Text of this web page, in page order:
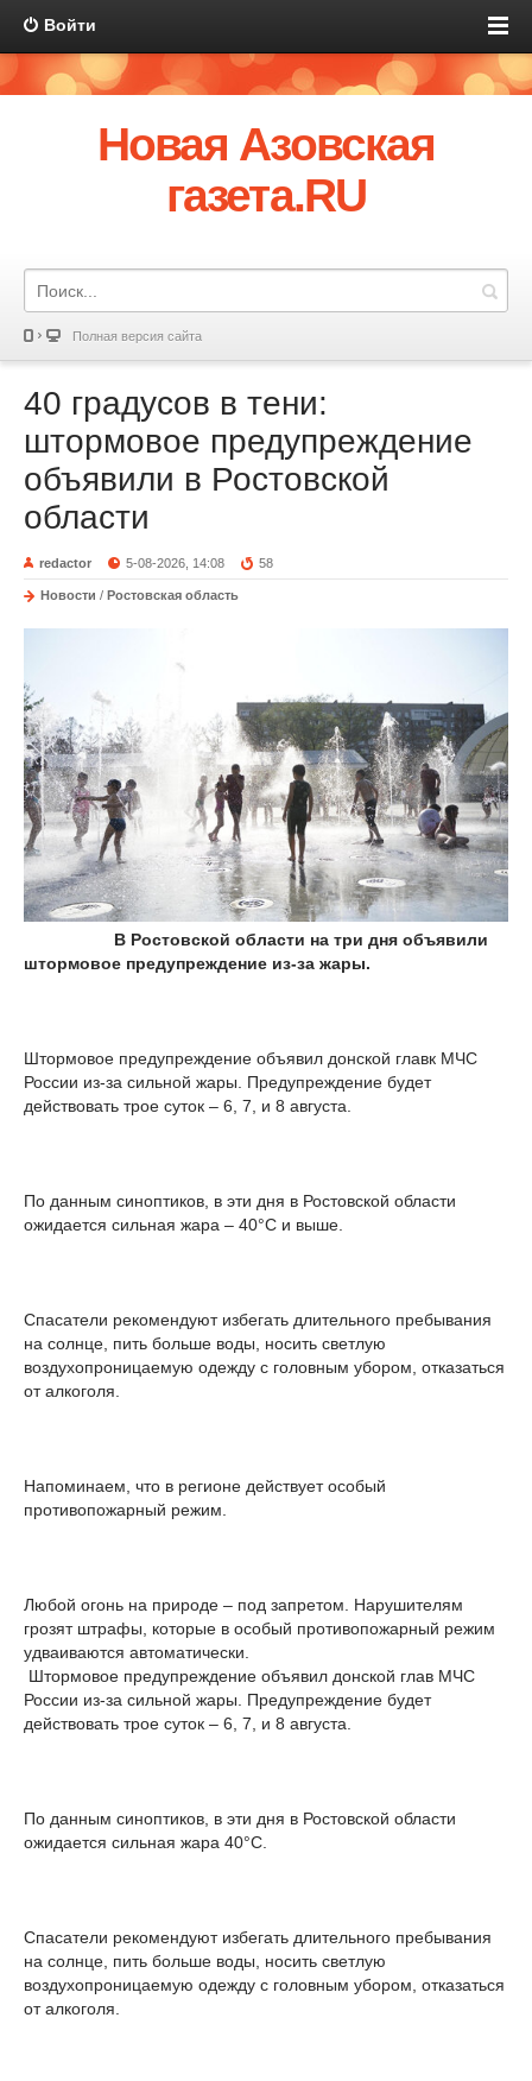
Войти
Новая Азовская
газета.RU
Полная версия сайта
40 градусов в тени:
штормовое предупреждение
объявили в Ростовской
области
redactor 5-08-2026, 14:08 58
Новости / Ростовская область
В Ростовской области на три дня объявили
штормовое предупреждение из-за жары.
Штормовое предупреждение объявил донской главк МЧС
России из-за сильной жары. Предупреждение будет
действовать трое суток – 6, 7, и 8 августа.
По данным синоптиков, в эти дня в Ростовской области
ожидается сильная жара – 40°С и выше.
Спасатели рекомендуют избегать длительного пребывания
на солнце, пить больше воды, носить светлую
воздухопроницаемую одежду с головным убором, отказаться
от алкоголя.
Напоминаем, что в регионе действует особый
противопожарный режим.
Любой огонь на природе – под запретом. Нарушителям
грозят штрафы, которые в особый противопожарный режим
удваиваются автоматически.
Штормовое предупреждение объявил донской глав МЧС
России из-за сильной жары. Предупреждение будет
действовать трое суток – 6, 7, и 8 августа.
По данным синоптиков, в эти дня в Ростовской области
ожидается сильная жара 40°С.
Спасатели рекомендуют избегать длительного пребывания
на солнце, пить больше воды, носить светлую
воздухопроницаемую одежду с головным убором, отказаться
от алкоголя.